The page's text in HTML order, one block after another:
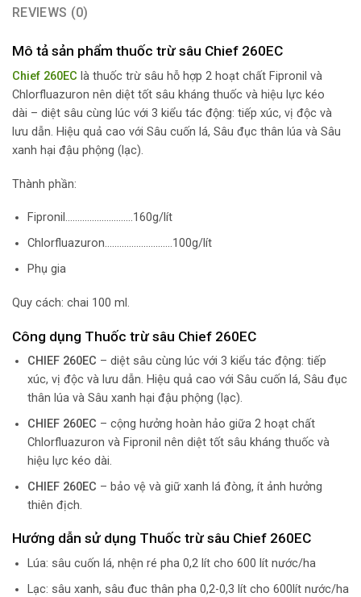
REVIEWS (0)
Mô tả sản phẩm thuốc trừ sâu Chief 260EC
Chief 260EC là thuốc trừ sâu hỗ hợp 2 hoạt chất Fipronil và
Chlorfluazuron nên diệt tốt sâu kháng thuốc và hiệu lực kéo
dài – diệt sâu cùng lúc với 3 kiểu tác động: tiếp xúc, vị độc và
lưu dẫn. Hiệu quả cao với Sâu cuốn lá, Sâu đục thân lúa và Sâu
xanh hại đậu phộng (lạc).
Thành phần:
Fipronil……………………….160g/lít
Chlorfluazuron……………………….100g/lít
Phụ gia
Quy cách: chai 100 ml.
Công dụng Thuốc trừ sâu Chief 260EC
CHIEF 260EC – diệt sâu cùng lúc với 3 kiểu tác động: tiếp
xúc, vị độc và lưu dẫn. Hiệu quả cao với Sâu cuốn lá, Sâu đục
thân lúa và Sâu xanh hại đậu phộng (lạc).
CHIEF 260EC – cộng hưởng hoàn hảo giữa 2 hoạt chất
Chlorfluazuron và Fipronil nên diệt tốt sâu kháng thuốc và
hiệu lực kéo dài.
CHIEF 260EC – bảo vệ và giữ xanh lá đòng, ít ảnh hưởng
thiên địch.
Hướng dẫn sử dụng Thuốc trừ sâu Chief 260EC
Lúa: sâu cuốn lá, nhện ré pha 0,2 lít cho 600 lít nước/ha
Lạc: sâu xanh, sâu đuc thân pha 0,2-0,3 lít cho 600lít nước/ha